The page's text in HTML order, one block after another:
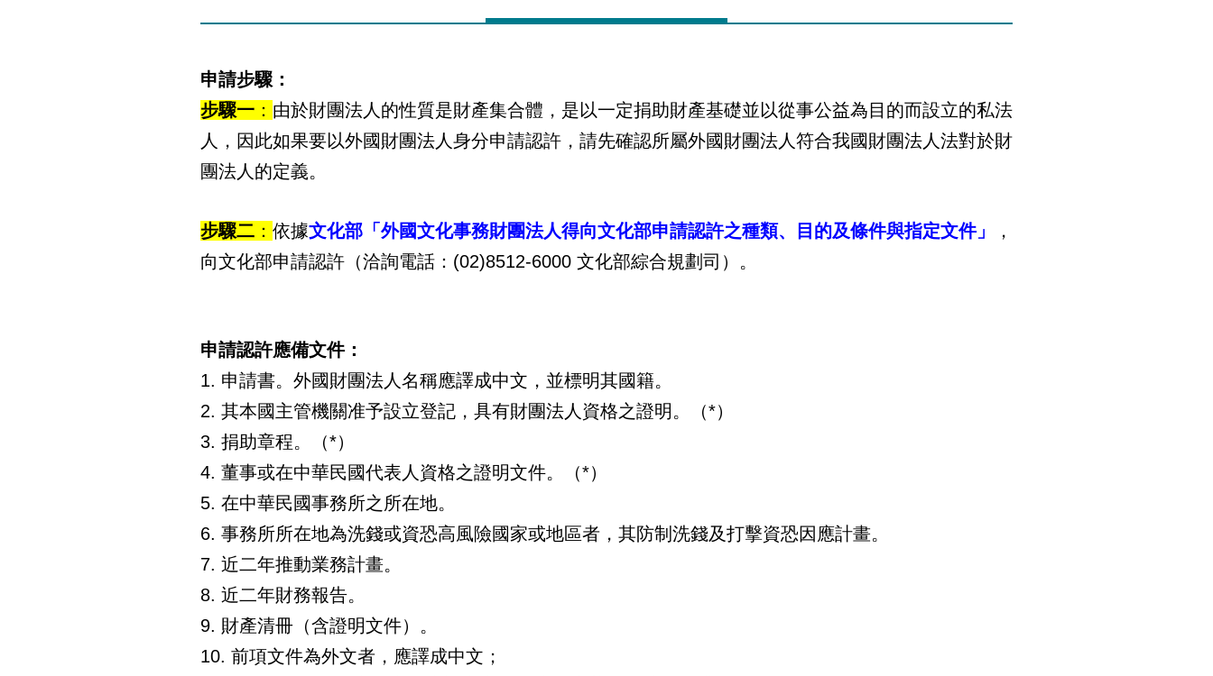
申請步驟：
步驟一 ： 由於財團法人的性質是財產集合體，是以一定捐助財產基礎並以從事公益為目的而設立的私法
人，因此如果要以外國財團法人身分申請認許，請先確認所屬外國財團法人符合我國財團法人法對於財
團法人的定義。
步驟二 ： 依據文化部「外國文化事務財團法人得向文化部申請認許之種類、目的及條件與指定文件」
，
向文化部申請認許（洽詢電話：(02)8512-6000 文化部綜合規劃司）。
申請認許應備文件：
1. 申請書。外國財團法人名稱應譯成中文，並標明其國籍。
2. 其本國主管機關准予設立登記，具有財團法人資格之證明。（*）
3. 捐助章程。（*）
4. 董事或在中華民國代表人資格之證明文件。（*）
5. 在中華民國事務所之所在地。
6. 事務所所在地為洗錢或資恐高風險國家或地區者，其防制洗錢及打擊資恐因應計畫。
7. 近二年推動業務計畫。
8. 近二年財務報告。
9. 財產清冊（含證明文件）。
10. 前項文件為外文者，應譯成中文；